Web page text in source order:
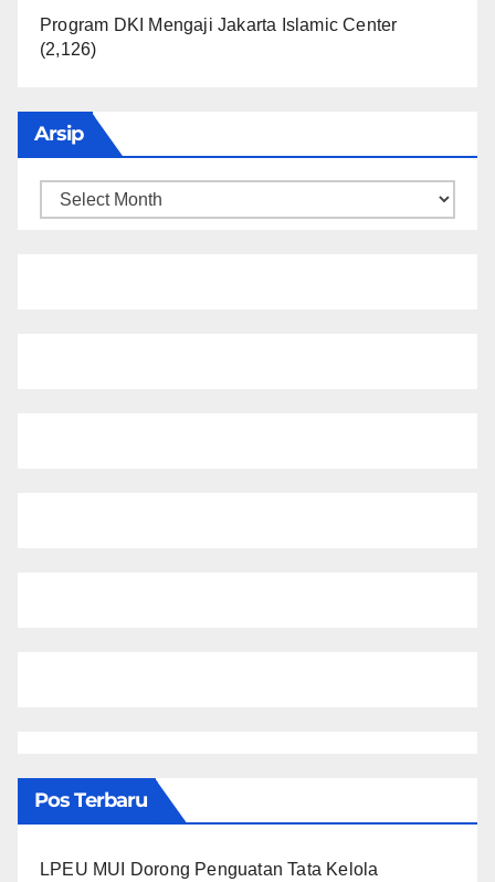
Program DKI Mengaji Jakarta Islamic Center
(2,126)
Arsip
Arsip
Pos Terbaru
LPEU MUI Dorong Penguatan Tata Kelola